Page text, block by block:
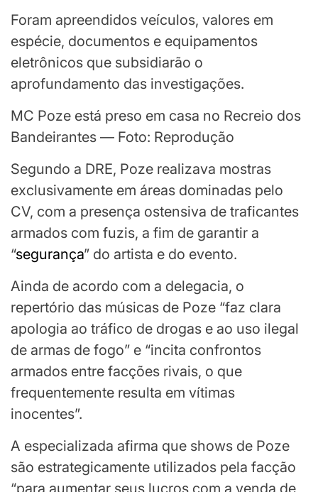
Foram apreendidos veículos, valores em
espécie, documentos e equipamentos
eletrônicos que subsidiarão o
aprofundamento das investigações.
MC Poze está preso em casa no Recreio dos
Bandeirantes — Foto: Reprodução
Segundo a DRE, Poze realizava mostras
exclusivamente em áreas dominadas pelo
CV, com a presença ostensiva de traficantes
armados com fuzis, a fim de garantir a
“segurança” do artista e do evento.
Ainda de acordo com a delegacia, o
repertório das músicas de Poze “faz clara
apologia ao tráfico de drogas e ao uso ilegal
de armas de fogo” e “incita confrontos
armados entre facções rivais, o que
frequentemente resulta em vítimas
inocentes”.
A especializada afirma que shows de Poze
são estrategicamente utilizados pela facção
“para aumentar seus lucros com a venda de